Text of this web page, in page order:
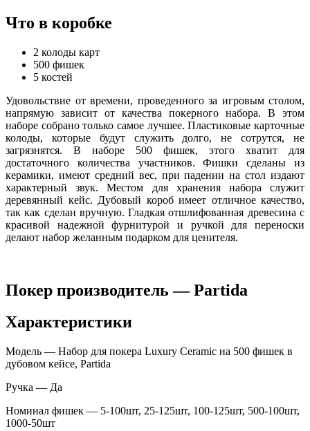
Что в коробке
2 колоды карт
500 фишек
5 костей
Удовольствие от времени, проведенного за игровым столом,
напрямую зависит от качества покерного набора. В этом
наборе собрано только самое лучшее. Пластиковые карточные
колоды, которые будут служить долго, не сотрутся, не
загрязнятся. В наборе 500 фишек, этого хватит для
достаточного количества участников. Фишки сделаны из
керамики, имеют средний вес, при падении на стол издают
характерный звук. Местом для хранения набора служит
деревянный кейс. Дубовый короб имеет отличное качество,
так как сделан вручную. Гладкая отшлифованная древесина с
красивой надежной фурнитурой и ручкой для переноски
делают набор желанным подарком для ценителя.
Покер производитель — Partida
Характеристики
Модель — Набор для покера Luxury Ceramic на 500 фишек в
дубовом кейсе, Partida
Ручка — Да
Номинал фишек — 5-100шт, 25-125шт, 100-125шт, 500-100шт,
1000-50шт